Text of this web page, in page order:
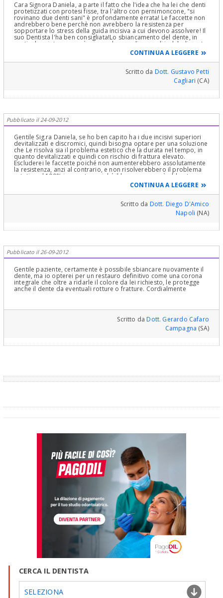
Cara Signora Daniela, a parte il fatto che l'idea che ha lei che denti
protetizzati con protesi fisse, tra l'altro con pernimoncone, "si
rovinano due denti sani" è profondamente errata! Le faccette non
andrebbero bene perchè non avrebbero la resistenza per
sopportare lo stress della guida incisiva a cui devono assolvere! Il
suo Dentista l'ha ben consigliata!Lo sbiancamento del dente, in
particolare interno non è scevro da complicanze di indebolimento
dello smalto. Quindi bisogna essere cauti! La terapia deve
deciderla solo il suo Dentista, sentiti naturalmente i suoi
"desideri". Legga nel mio Profilo "Le protesi dentali fisse Excursus
su i vari tipi di protesi fisse. Consigli e suggerimenti per i pazienti"
Cordialmente Gustavo Petti, Parodontologia, Implantologia,
Gnatologia e Riabilitazione Orale Completa in Casi Clinici
CONTINUA A LEGGERE
Scritto da Dott. Gustavo Petti
Cagliari (CA)
Pubblicato il 24-09-2012
Gentile Sig.ra Daniela, se ho ben capito ha i due incisivi superiori
devitalizzati e discromici, quindi bisogna optare per una soluzione
che Le risolva sia il problema estetico che la durata nel tempo, in
quanto devitalizzati e quindi con rischio di frattura elevato.
Escluderei le faccette poiché non aumenterebbero assolutamente
la resistenza, anzi al contrario, e non risolverebbero il problema
estetico al 100% in quanto, poiché il loro spessore è abbastanza
esiguo, potrebbero non riuscire a mascherare la discromia.
Escluderei di rifare lo sbiancamento interno in quanto dura poco,
e rifarlo determina un ulteriore indebolimento degli elementi che
andrebbero nuovamente svuotati. Pertanto concordo con la scelta
del suo dentista, e se fosse stata una mia paziente le avrei
proposto appunto questo: perno adesivo e corona in ceramica. Mi
CONTINUA A LEGGERE
Scritto da Dott. Diego D'Amico
Napoli (NA)
Pubblicato il 26-09-2012
Gentile paziente, certamente è possibile sbiancare nuovamente il
dente, ma io opterei per un restauro definitivo come una corona
integrale che oltre a ridarle il colore da lei richiesto, le protegge
anche il dente da eventuali rotture o fratture. Cordialmente
Scritto daDott. Gerardo Cafaro
Campagna (SA)
CERCA IL DENTISTA
SELEZIONA